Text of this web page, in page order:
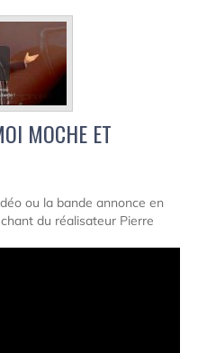
MOCHE ET
ou la bande annonce en
du réalisateur Pierre